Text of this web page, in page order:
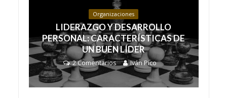
Organizaciones
LIDERAZGO Y DESARROLLO
PERSONAL: CARACTERÍSTICAS DE
UN BUEN LÍDER
2 Comentarios Iván Pico